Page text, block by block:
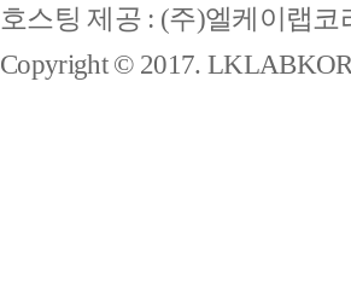
호스팅 제공 : (주)엘케이랩코
Copyright © 2017.